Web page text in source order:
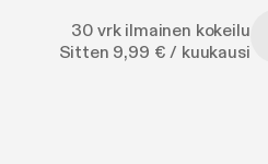
30 vrk ilmainen kokeilu
Sitten 9,99 € / kuukausi